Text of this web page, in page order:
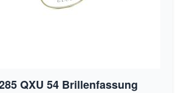
QXU 54 Brillenfassung